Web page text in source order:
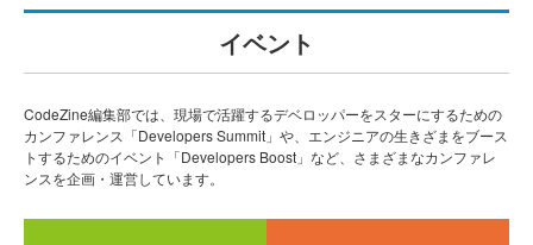
イベント
CodeZine編集部では、現場で活躍するデベロッパーをスターにするための
カンファレンス「Developers Summit」や、エンジニアの生きざまをブース
トするためのイベント「Developers Boost」など、さまざまなカンファレ
ンスを企画・運営しています。